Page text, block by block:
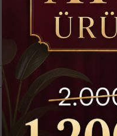
Whatsapp ile Sipariş